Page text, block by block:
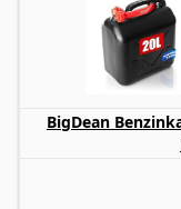
BigDean